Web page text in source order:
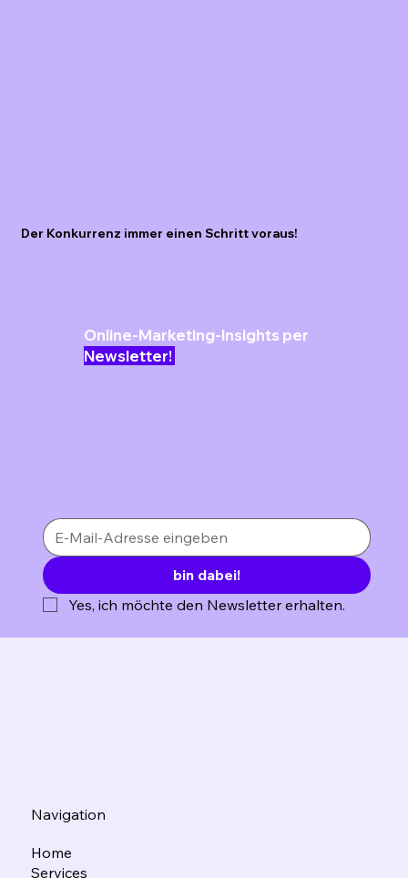
Der Konkurrenz immer einen Schritt voraus!
bin dabei!
Yes, ich möchte den Newsletter erhalten.
Online-Marketing-Insights per
Newsletter!
Navigation
Home
Services